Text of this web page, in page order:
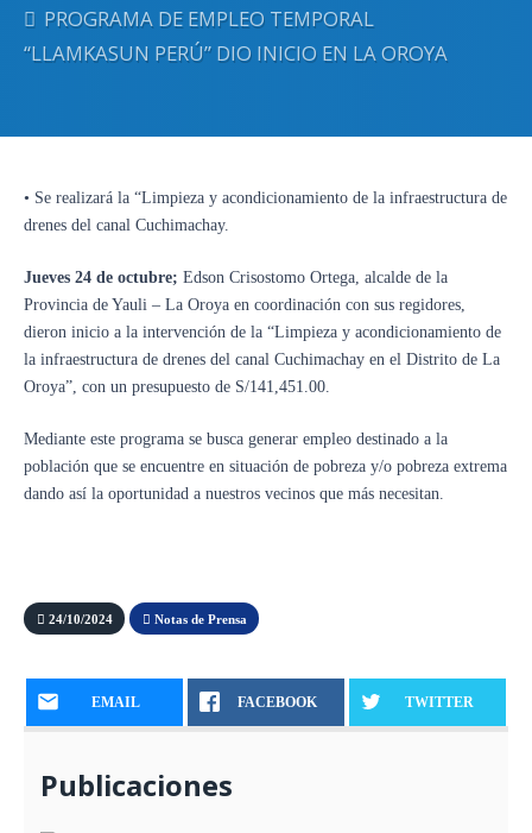
PROGRAMA DE EMPLEO TEMPORAL
“LLAMKASUN PERÚ” DIO INICIO EN LA OROYA
• Se realizará la “Limpieza y acondicionamiento de la infraestructura de
drenes del canal Cuchimachay.
Jueves 24 de octubre; Edson Crisostomo Ortega, alcalde de la
Provincia de Yauli – La Oroya en coordinación con sus regidores,
dieron inicio a la intervención de la “Limpieza y acondicionamiento de
la infraestructura de drenes del canal Cuchimachay en el Distrito de La
Oroya”, con un presupuesto de S/141,451.00.
Mediante este programa se busca generar empleo destinado a la
población que se encuentre en situación de pobreza y/o pobreza extrema
dando así la oportunidad a nuestros vecinos que más necesitan.
24/10/2024 Notas de Prensa
EMAIL FACEBOOK TWITTER
Publicaciones